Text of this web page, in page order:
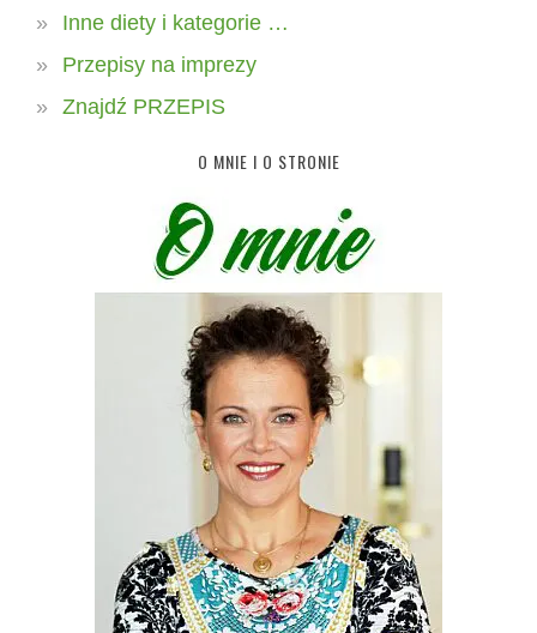
Inne diety i kategorie …
Przepisy na imprezy
Znajdź PRZEPIS
O MNIE I O STRONIE